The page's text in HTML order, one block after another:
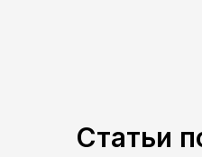
Статьи